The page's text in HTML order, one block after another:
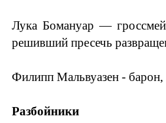
Лука Бомануар —
решивший пресечь
Филипп Мальвуазен -
Разбойники